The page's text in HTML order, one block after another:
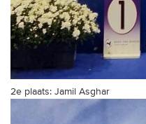
2e plaats: Jamil Asghar